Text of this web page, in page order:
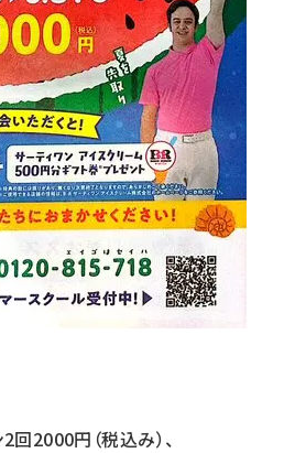
回2000円（税込み）、